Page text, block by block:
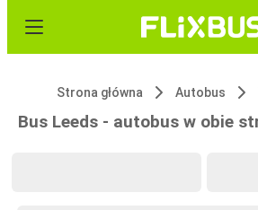
Strona główna Autobus
Bus Leeds - autobus w obie